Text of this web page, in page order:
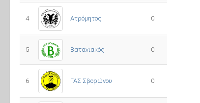
4 Ατρόμητος 0
5 Βατανιακός 0
6 ΓΑΣ Σβορώνου 0